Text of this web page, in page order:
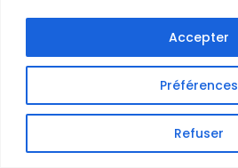
Préférences
Refuser
Accepter